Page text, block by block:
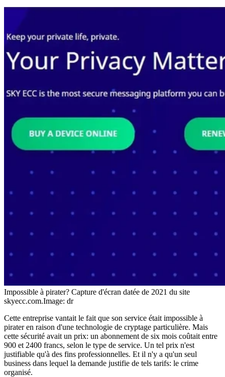
Impossible à pirater? Capture d'écran datée de 2021 du site
skyecc.com.Image: dr
Cette entreprise vantait le fait que son service était impossible à
pirater en raison d'une technologie de cryptage particulière. Mais
cette sécurité avait un prix: un abonnement de six mois coûtait entre
900 et 2400 francs, selon le type de service. Un tel prix n'est
justifiable qu'à des fins professionnelles. Et il n'y a qu'un seul
business dans lequel la demande justifie de tels tarifs: le crime
organisé.